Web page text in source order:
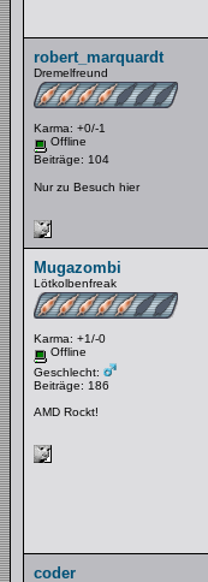
robert_marquardt
Dremelfreund
Karma: +0/-1
Offline
Beiträge: 104
Nur zu Besuch hier
Mugazombi
Lötkolbenfreak
Karma: +1/-0
Offline
Geschlecht:
Beiträge: 186
AMD Rockt!
coder